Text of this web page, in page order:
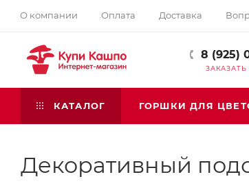
О компании Оплата Доставка
8 (925)
КАТАЛОГ ГОРШКИ ДЛЯ
Декоративный